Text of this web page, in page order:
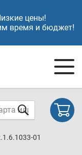
цены!
время и бюджет!
01